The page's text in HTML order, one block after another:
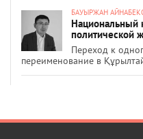
БАУЫРЖАН
Национальный
политической
Переход к
переименование в